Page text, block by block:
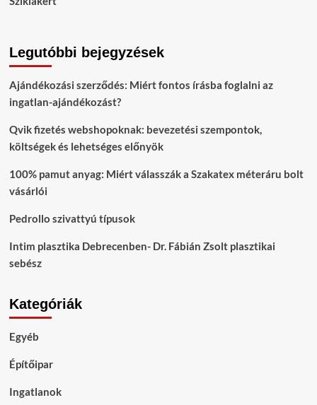
Legutóbbi bejegyzések
Ajándékozási szerződés: Miért fontos írásba foglalni az
ingatlan-ajándékozást?
Qvik fizetés webshopoknak: bevezetési szempontok,
költségek és lehetséges előnyök
100% pamut anyag: Miért válasszák a Szakatex méteráru bolt
vásárlói
Pedrollo szivattyú típusok
Intim plasztika Debrecenben- Dr. Fábián Zsolt plasztikai
sebész
Kategóriák
Egyéb
Építőipar
Ingatlanok